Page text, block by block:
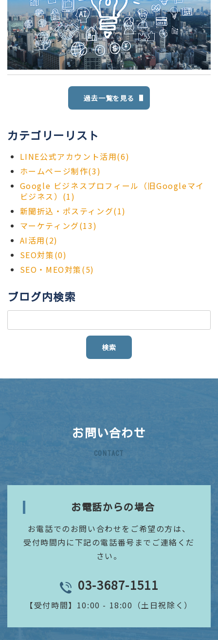
過去一覧を見る
カテゴリーリスト
LINE公式アカウント活用(6)
ホームページ制作(3)
Google ビジネスプロフィール（旧Googleマイ
ビジネス）(1)
新聞折込・ポスティング(1)
マーケティング(13)
AI活用(2)
SEO対策(0)
SEO・MEO対策(5)
ブログ内検索
お問い合わせ
CONTACT
お電話からの場合
お電話でのお問い合わせをご希望の方は、
受付時間内に下記の電話番号までご連絡くだ
さい。
TEL
03-3687-1511
【受付時間】 10:00 - 18:00（土日祝除く）